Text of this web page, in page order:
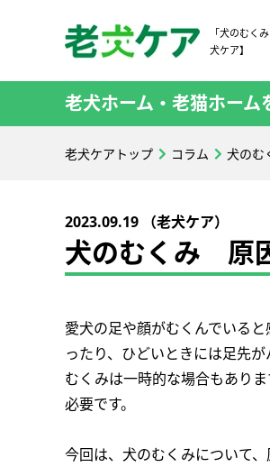
「犬のむく
犬ケア】
老犬ホーム・老猫ホーム
老犬ケアトップ コラム 犬のむ
2023.09.19 （老犬ケア）
犬のむくみ 原
愛犬の足や顔がむくんでいる
ったり、ひどいときには足先
むくみは一時的な場合もあり
必要です。
今回は、犬のむくみについて